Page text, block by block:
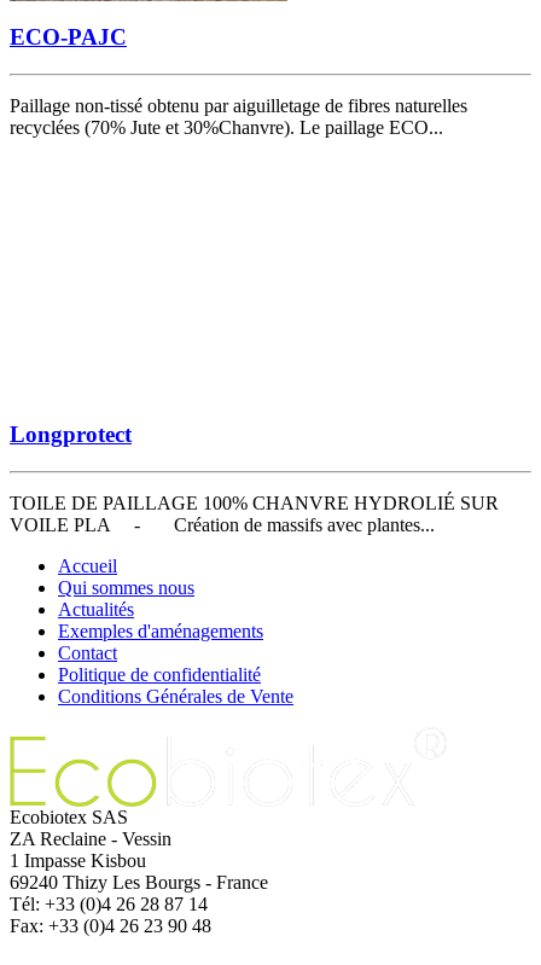
ECO-PAJC
Paillage non-tissé obtenu par aiguilletage de fibres naturelles
recyclées (70% Jute et 30%Chanvre). Le paillage ECO...
Longprotect
TOILE DE PAILLAGE 100% CHANVRE HYDROLIÉ SUR
VOILE PLA - Création de massifs avec plantes...
Accueil
Qui sommes nous
Actualités
Exemples d'aménagements
Contact
Politique de confidentialité
Conditions Générales de Vente
Ecobiotex SAS
ZA Reclaine - Vessin
1 Impasse Kisbou
69240 Thizy Les Bourgs - France
Tél: +33 (0)4 26 28 87 14
Fax: +33 (0)4 26 23 90 48